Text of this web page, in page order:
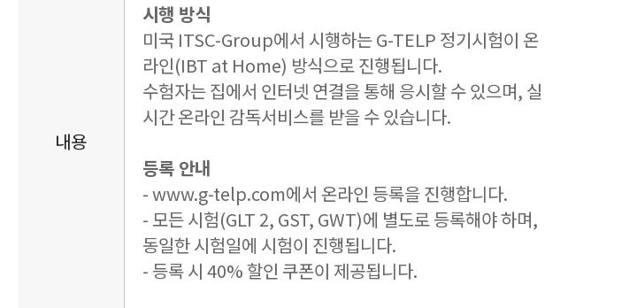
내용
시행 방식
미국 ITSC-Group에서 시행하는 G-TELP 정기시험이 온
라인(IBT at Home) 방식으로 진행됩니다.
수험자는 집에서 인터넷 연결을 통해 응시할 수 있으며, 실
시간 온라인 감독서비스를 받을 수 있습니다.
등록 안내
- www.g-telp.com에서 온라인 등록을 진행합니다.
- 모든 시험(GLT 2, GST, GWT)에 별도로 등록해야 하며,
동일한 시험일에 시험이 진행됩니다.
- 등록 시 40% 할인 쿠폰이 제공됩니다.